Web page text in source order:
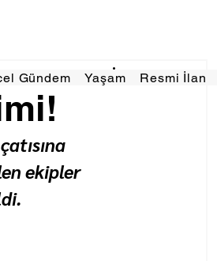
Gündem Yaşam Resmi İlan
ekipler